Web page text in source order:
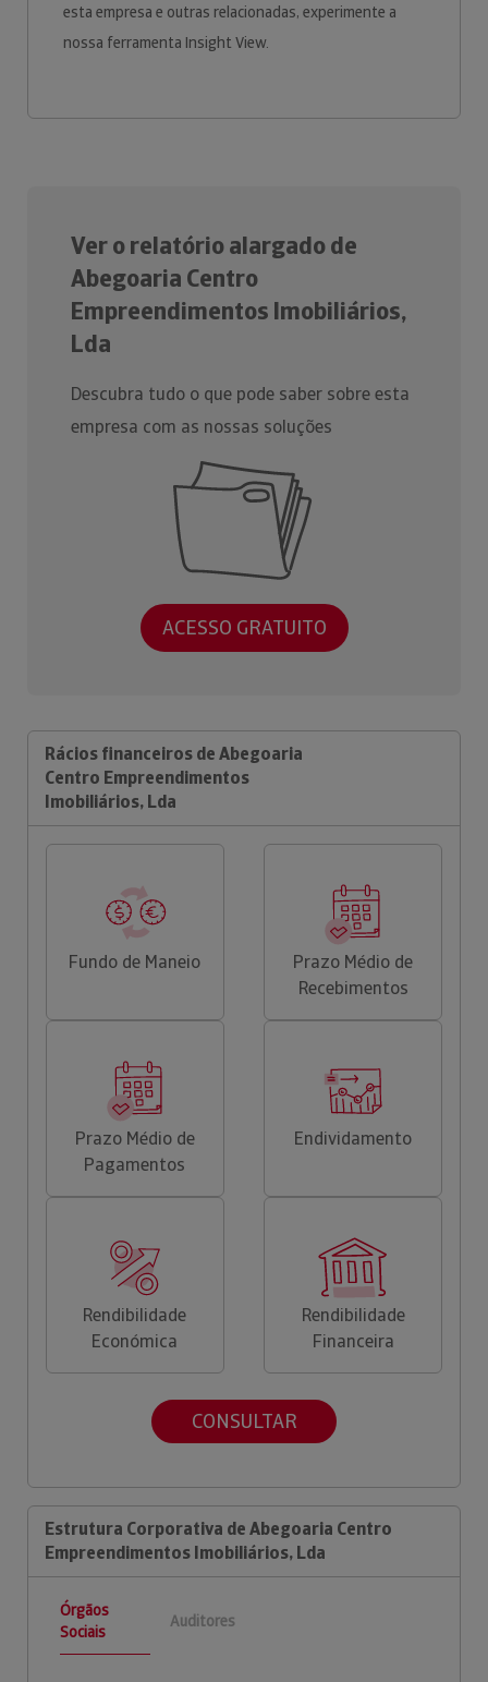
esta empresa e outras relacionadas, experimente a
nossa ferramenta Insight View.
Ver o relatório alargado de
Abegoaria Centro
Empreendimentos Imobiliários,
Lda
Descubra tudo o que pode saber sobre esta
empresa com as nossas soluções
ACESSO GRATUITO
Rácios financeiros de Abegoaria
Centro Empreendimentos
Imobiliários, Lda
Fundo de Maneio
Prazo Médio de
Recebimentos
Prazo Médio de
Pagamentos
Endividamento
Rendibilidade
Económica
Rendibilidade
Financeira
CONSULTAR
Estrutura Corporativa de Abegoaria Centro
Empreendimentos Imobiliários, Lda
Órgãos
Sociais
Auditores